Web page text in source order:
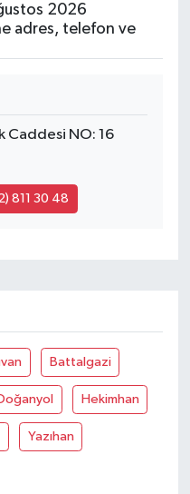
2026
adres, telefon ve
Caddesi NO: 16
811 30 48
Battalgazi
Hekimhan
Yazıhan